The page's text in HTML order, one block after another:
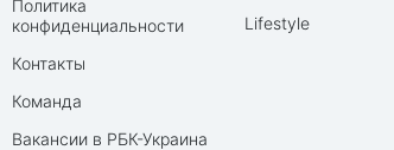
Политика
конфиденциальности
Контакты
Команда
Вакансии в РБК-Украина
Lifestyle